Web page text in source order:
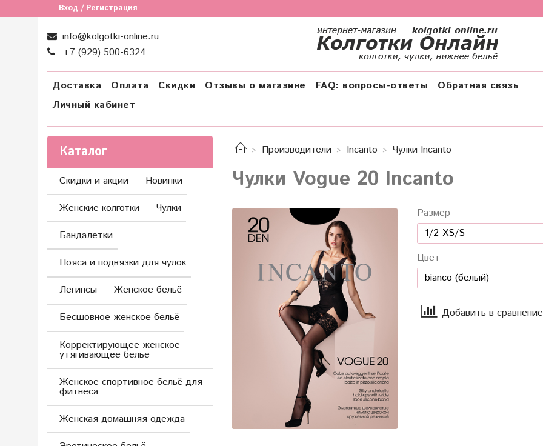
Вход / Регистрация
info@kolgotki-online.ru
+7 (929) 500-6324
Доставка Оплата Скидки Отзывы о магазине FAQ: вопросы-ответы
Обратная связь
Личный кабинет
Производители Incanto Чулки Incanto
Чулки Vogue 20 Incanto
Размер
Цвет
Добавить в сравнение
Каталог
Скидки и акции
Новинки
Женские колготки
Чулки
Бандалетки
Пояса и подвязки для чулок
Легинсы
Женское бельё
Бесшовное женское бельё
Корректирующее женское
утягивающее белье
Женское спортивное бельё для
фитнеса
Женская домашняя одежда